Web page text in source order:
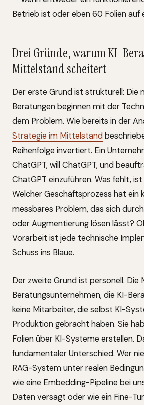
Betrieb ist oder eben 60 Folien auf
Drei Gründe, warum KI-
Mittelstand scheitert
Der erste Grund ist strukturell: Die
Beratungen beginnen mit der
dem Problem. Wie bereits in der
Strategie im Mittelstand
Reihenfolge invertiert. Ein
ChatGPT, will ChatGPT, und
ChatGPT einzuführen. Was fehlt,
Welcher Geschäftsprozess hat ein
messbares Problem, das sich
oder Augmentierung lösen lässt?
Vorarbeit ist jede technische
Schuss ins Blaue.
Der zweite Grund ist personell. Die
Beratungsunternehmen, die KI-
keine Mitarbeiter, die selbst KI-
Produktion gebracht haben. Sie
Folien über KI-Systeme erstellen.
fundamentaler Unterschied. Wer
RAG-System unter realen
wie eine Embedding-Pipeline bei
Daten versagt oder wie ein Fine-